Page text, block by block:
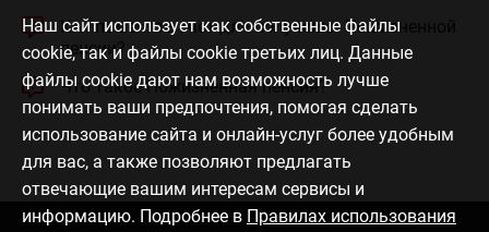
Как поменять счет для получения Пожизненной
пенсии?
Что такое Пожизненная пенсия?
Наш сайт использует как собственные файлы
cookie, так и файлы cookie третьих лиц. Данные
файлы cookie дают нам возможность лучше
понимать ваши предпочтения, помогая сделать
использование сайта и онлайн-услуг более удобным
для вас, а также позволяют предлагать
отвечающие вашим интересам сервисы и
информацию. Подробнее в Правилах использования